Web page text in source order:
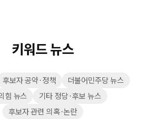
키워드 뉴스
후보자 공약·정책
더불어민주당 뉴스
힘 뉴스
기타 정당·후보 뉴스
후보자 관련 의혹·논란